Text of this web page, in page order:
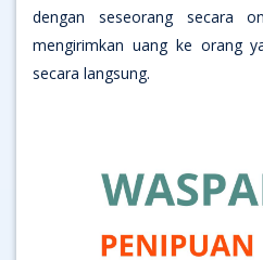
dengan seseorang secara
mengirimkan uang ke orang
secara langsung.